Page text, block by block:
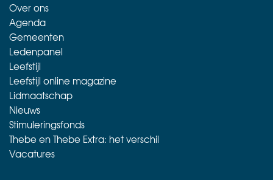
Over ons
Agenda
Gemeenten
Ledenpanel
Leefstijl
Leefstijl online magazine
Lidmaatschap
Nieuws
Stimuleringsfonds
Thebe en Thebe Extra: het verschil
Vacatures